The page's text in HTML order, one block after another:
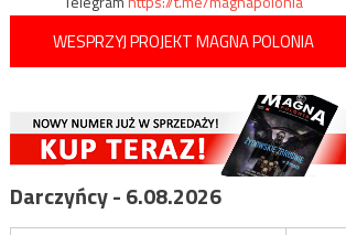
WESPRZYJ PROJEKT MAGNA POLONIA
Darczyńcy - 6.08.2026